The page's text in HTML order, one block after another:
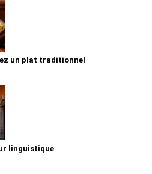
un plat traditionnel
linguistique